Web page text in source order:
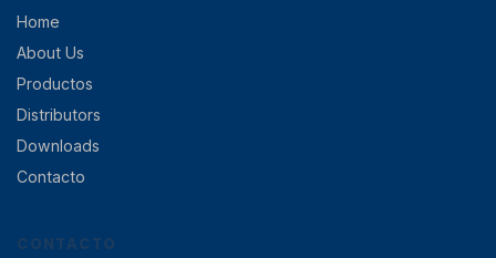
Home
About Us
Productos
Distributors
Downloads
Contacto
CONTACTO